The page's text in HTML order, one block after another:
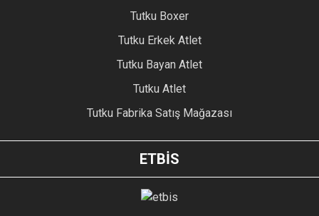
Tutku Boxer
Tutku Erkek Atlet
Tutku Bayan Atlet
Tutku Atlet
Tutku Fabrika Satış Mağazası
ETBİS